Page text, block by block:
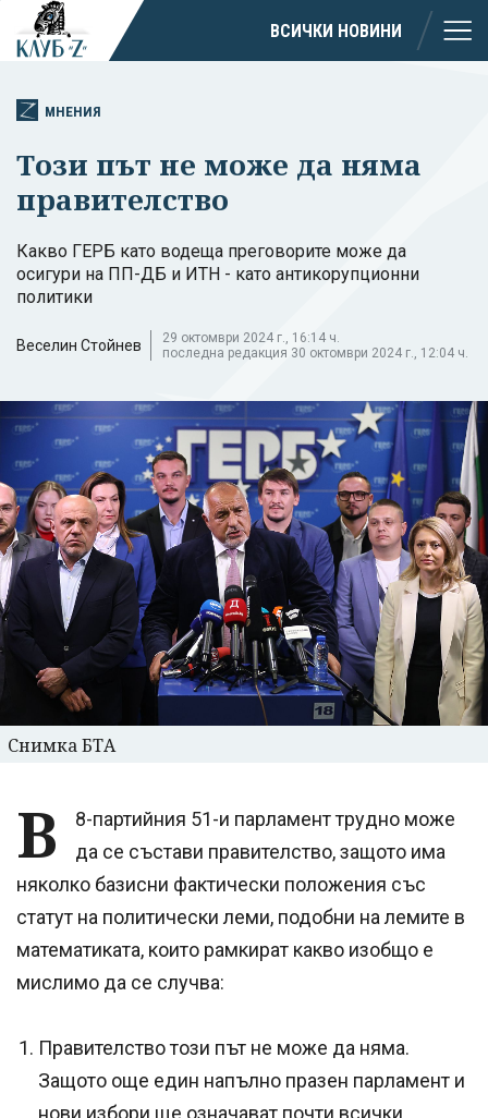
ВСИЧКИ НОВИНИ
МНЕНИЯ
Този път не може да няма
правителство
Какво ГЕРБ като водеща преговорите може да
осигури на ПП-ДБ и ИТН - като антикорупционни
политики
Веселин Стойнев
29 октомври 2024 г., 16:14 ч.
последна редакция 30 октомври 2024 г., 12:04 ч.
Снимка БТА
В
8-партийния 51-и парламент трудно може
да се състави правителство, защото има
няколко базисни фактически положения със
статут на политически леми, подобни на лемите в
математиката, които рамкират какво изобщо е
мислимо да се случва:
Правителство този път не може да няма.
Защото още един напълно празен парламент и